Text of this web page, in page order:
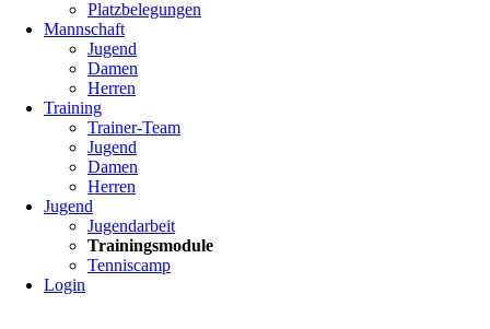
Platzbelegungen
Mannschaft
Jugend
Damen
Herren
Training
Trainer-Team
Jugend
Damen
Herren
Jugend
Jugendarbeit
Trainingsmodule
Tenniscamp
Login